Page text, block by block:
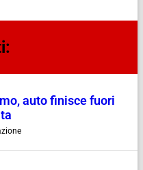
auto finisce fuori